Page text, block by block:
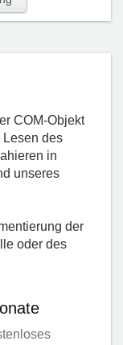
COM-Objekt
Lesen des
in
unseres
der
oder des